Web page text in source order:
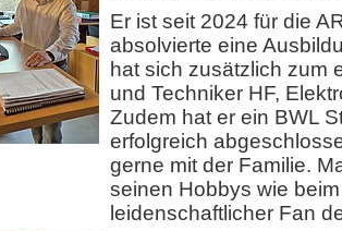
Er ist seit 2024 für die
absolvierte eine
hat sich zusätzlich zum
und Techniker HF,
Zudem hat er ein BWL
erfolgreich
gerne mit der Familie.
seinen Hobbys wie
leidenschaftlicher Fan